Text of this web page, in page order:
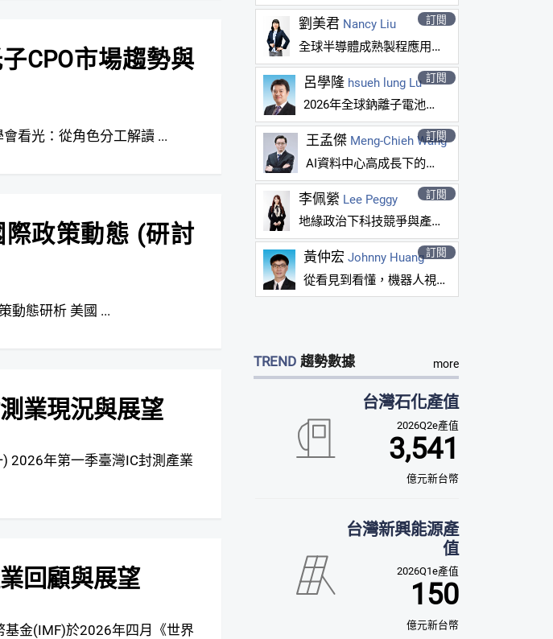
CPO市場趨勢與
瓶頸與 CPO 技術路線 學會看光：從角色分工解讀 ...
政策動態 (研討
全球半導體產業市場概況 各國AI基建政策動態研析 美國 ...
業現況與展望
回顧與展望
訂閱
劉美君 Nancy Liu
全球半導體成熟製程應用市場發展與廠商動態
訂閱
呂學隆 hsueh lung Lu
2026年全球鈉離子電池應用市場與產品進展
訂閱
王孟傑 Meng-Chieh Wang
AI資料中心高成長下的能源生態進化：電力供應挑戰與新市場機會
訂閱
李佩縈 Lee Peggy
地緣政治下科技競爭與產業變化觀測(7月號)-2026
訂閱
黃仲宏 Johnny Huang
從看見到看懂，機器人視覺技術的演進
TREND 趨勢數據 more
台灣石化產值
2026Q2e產值
3,541
億元新台幣
台灣新興能源產
值
2026Q1e產值
150
億元新台幣